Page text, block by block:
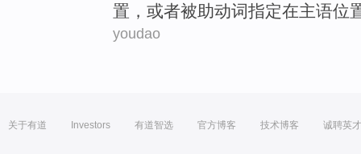
置 ， 或者被助动词指定在主语位
youdao
关于有道 Investors 有道智选 官方博客 技术博客 诚聘英才